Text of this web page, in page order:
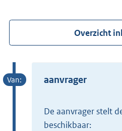
Overzicht
aanvrager
de aanvrager stelt de gegevens
beschikbaar: